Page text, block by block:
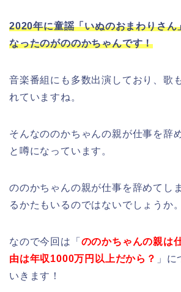
2020年に童謡「いぬのおまわりさん
なったのがののかちゃんです！
音楽番組にも多数出演しており、歌
れていますね。
そんなののかちゃんの親が仕事を辞
と噂になっています。
ののかちゃんの親が仕事を辞めてし
るかたもいるのではないでしょうか。
なので今回は「 ののかちゃんの親は
由は年収1000万円以上だから？ 」
いきます！